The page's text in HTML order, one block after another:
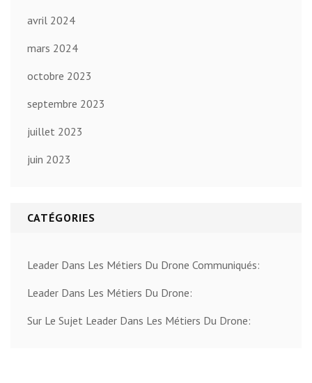
avril 2024
mars 2024
octobre 2023
septembre 2023
juillet 2023
juin 2023
CATÉGORIES
Leader Dans Les Métiers Du Drone Communiqués:
Leader Dans Les Métiers Du Drone:
Sur Le Sujet Leader Dans Les Métiers Du Drone: